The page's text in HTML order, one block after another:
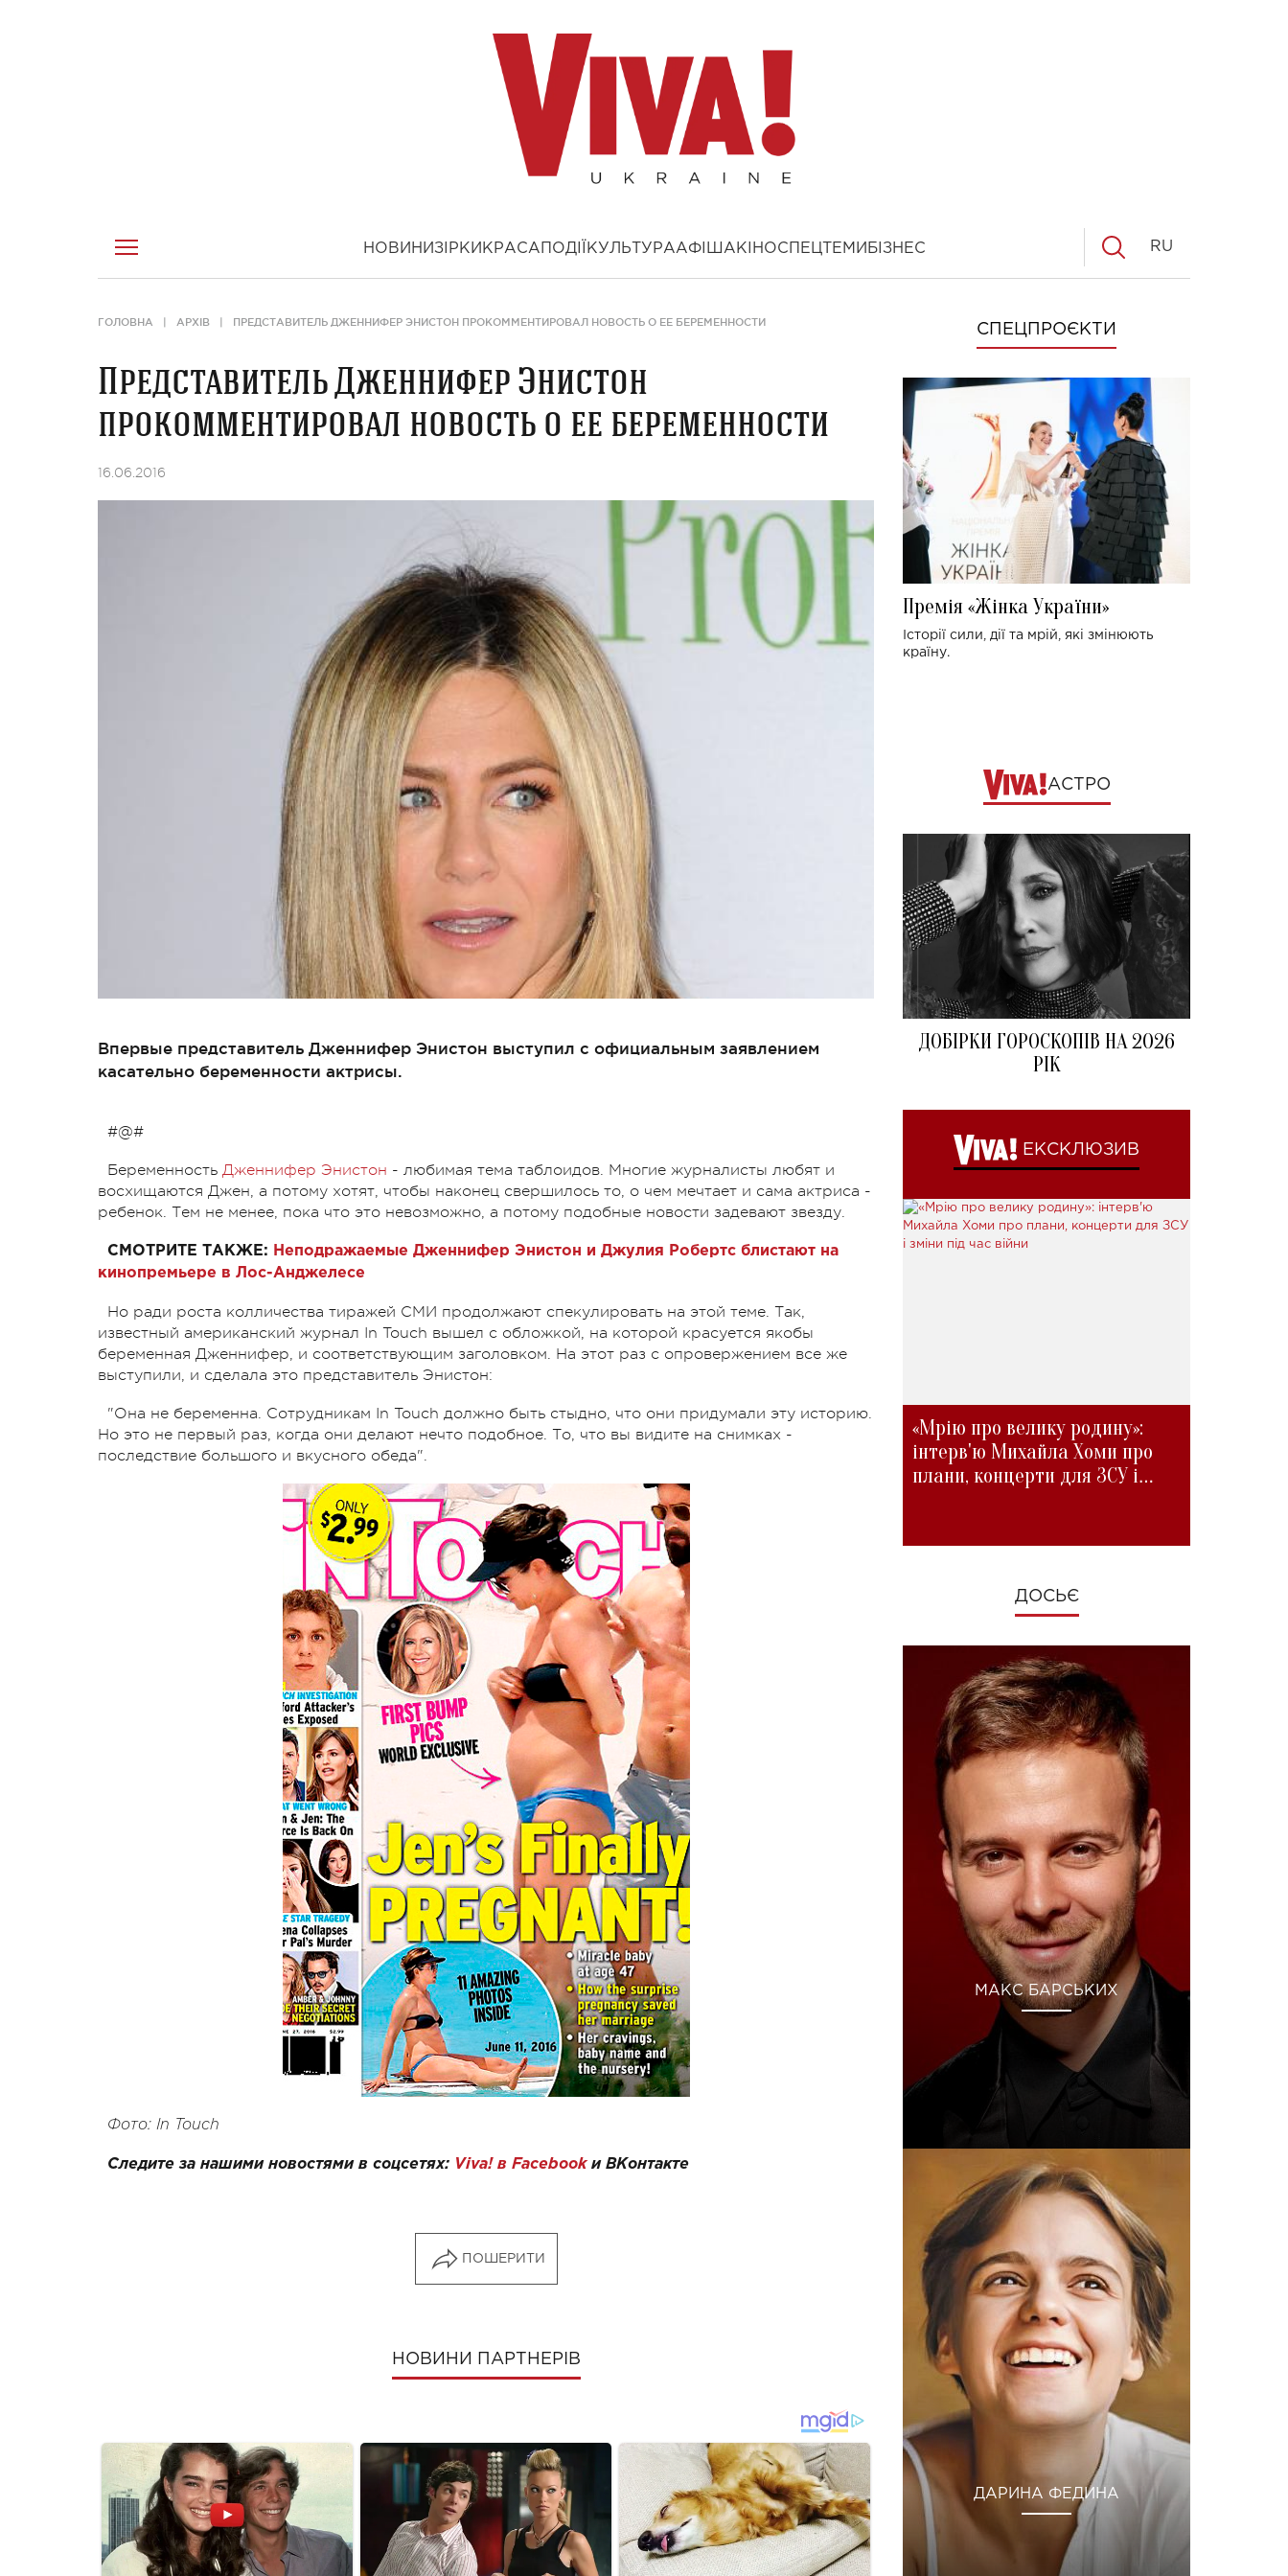
НОВИНИ ЗІРКИ КРАСА ПОДІЇ КУЛЬТУРААФІША КІНОСПЕЦТЕМИ БІЗНЕС RU
ГОЛОВНА АРХІВ ПРЕДСТАВИТЕЛЬ ДЖЕННИФЕР ЭНИСТОН ПРОКОММЕНТИРОВАЛ НОВОСТЬ О ЕЕ БЕРЕМЕННОСТИ
Представитель Дженнифер Энистон
прокомментировал новость о ее беременности
16.06.2016
Впервые представитель Дженнифер Энистон выступил с официальным заявлением
касательно беременности актрисы.
#@#
Беременность Дженнифер Энистон - любимая тема таблоидов. Многие журналисты любят и
восхищаются Джен, а потому хотят, чтобы наконец свершилось то, о чем мечтает и сама актриса -
ребенок. Тем не менее, пока что это невозможно, а потому подобные новости задевают звезду.
СМОТРИТЕ ТАКЖЕ: Неподражаемые Дженнифер Энистон и Джулия Робертс блистают на
кинопремьере в Лос-Анджелесе
Но ради роста колличества тиражей СМИ продолжают спекулировать на этой теме. Так,
известный американский журнал In Touch вышел с обложкой, на которой красуется якобы
беременная Дженнифер, и соответствующим заголовком. На этот раз с опровержением все же
выступили, и сделала это представитель Энистон:
"Она не беременна. Сотрудникам In Touch должно быть стыдно, что они придумали эту историю.
Но это не первый раз, когда они делают нечто подобное. То, что вы видите на снимках -
последствие большого и вкусного обеда".
Фото: In Touch
Следите за нашими новостями в соцсетях: Viva! в Facebookи ВКонтакте
ПОШЕРИТИ
НОВИНИ ПАРТНЕРІВ
СПЕЦПРОЄКТИ
Премія «Жінка України»
Історії сили, дії та мрій, які змінюють
країну.
АСТРО
ДОБІРКИ ГОРОСКОПІВ НА 2026
РІК
ЕКСКЛЮЗИВ
«Мрію про велику родину»:
інтерв'ю Михайла Хоми про
плани, концерти для ЗСУ і
ДОСЬЄ
МАКС БАРСЬКИХ
ДАРИНА ФЕДИНА